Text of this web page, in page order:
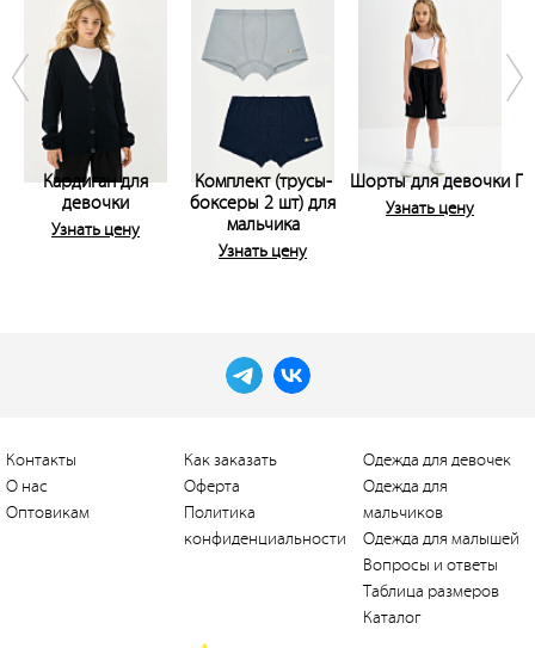
Кардиган для
девочки
Узнать цену
Комплект (трусы-
боксеры 2 шт) для
мальчика
Узнать цену
Шорты для девочки
Узнать цену
Контакты
О нас
Оптовикам
Как заказать
Оферта
Политика
конфиденциальности
Одежда для девочек
Одежда для
мальчиков
Одежда для малышей
Вопросы и ответы
Таблица размеров
Каталог